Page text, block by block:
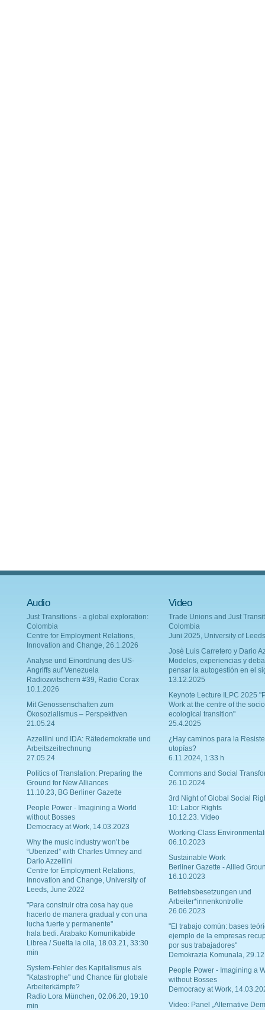
Audio
Just Transitions - a global exploration:
Colombia
Centre for Employment Relations,
Innovation and Change, 26.1.2026
Analyse und Einordnung des US-
Angriffs auf Venezuela
Radiozwitschern #39, Radio Corax
10.1.2026
Mit Genossenschaften zum
Ökosozialismus – Perspektiven
21.05.24
Azzellini und IDA: Rätedemokratie und
Arbeitszeitrechnung
27.05.24
Politics of Translation: Preparing the
Ground for New Alliances
11.10.23, BG Berliner Gazette
People Power - Imagining a World
without Bosses
Democracy at Work, 14.03.2023
Why the music industry won’t be
“Uberized” with Charles Umney and
Dario Azzellini
Centre for Employment Relations,
Innovation and Change, University of
Leeds, June 2022
"Para construir otra cosa hay que
hacerlo de manera gradual y con una
lucha fuerte y permanente"
hala bedi. Arabako Komunikabide
Librea / Suelta la olla, 18.03.21, 33:30
min
System-Fehler des Kapitalismus als
"Katastrophe" und Chance für globale
Arbeiterkämpfe?
Radio Lora München, 02.06.20, 19:10
min
Video
Trade Unions and Just
Colombia
Juni 2025, University of Leeds
Josè Luis Carretero y Dario
Modelos, experiencias y
pensar la autogestión en el
13.12.2025
Keynote Lecture ILPC 2025
Work at the centre of the
ecological transition"
25.4.2025
¿Hay caminos para la
utopías?
6.11.2024, 1:33 h
Commons and Social
26.10.2024
3rd Night of Global Social
10: Labor Rights
10.12.23. Video
Working-Class
06.10.2023
Sustainable Work
Berliner Gazette - Allied
16.10.2023
Betriebsbesetzungen und
Arbeiter*innenkontrolle
26.06.2023
"El trabajo común: bases
ejemplo de la empresas
por sus trabajadores"
Demokrazia Komunala,
People Power - Imagining a
without Bosses
Democracy at Work,
Video: Panel „Alternative